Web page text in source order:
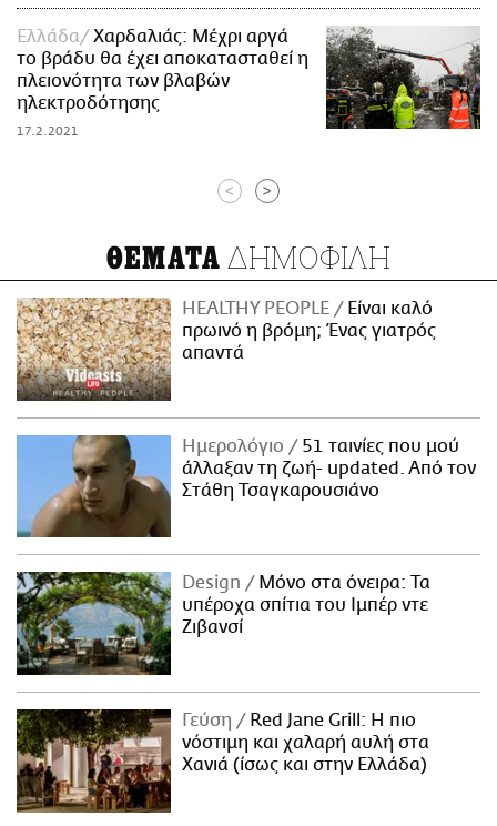
Ελλάδα
Χαρδαλιάς: Μέχρι αργά
το βράδυ θα έχει αποκατασταθεί η
πλειονότητα των βλαβών
ηλεκτροδότησης
17.2.2021
< >
ΘΕΜΑΤΑ ΔΗΜΟΦΙΛΗ
HEALTHY PEOPLE
Είναι καλό
πρωινό η βρόμη; Ένας γιατρός
απαντά
Ημερολόγιο
51 ταινίες που μού
άλλαξαν τη ζωή- updated. Aπό τον
Στάθη Τσαγκαρουσιάνο
Design
Μόνο στα όνειρα: Τα
υπέροχα σπίτια του Ιμπέρ ντε
Ζιβανσί
Γεύση
Red Jane Grill: Η πιο
νόστιμη και χαλαρή αυλή στα
Χανιά (ίσως και στην Ελλάδα)